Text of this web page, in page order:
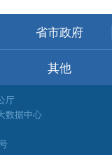
省市政府
其他
厅
数据中心